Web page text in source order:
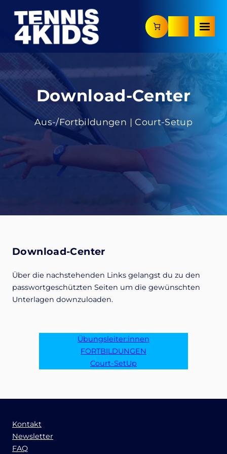
Inhalt
springen
Download-Center
Aus-/Fortbildungen | Court-Setup
Download-Center
Über die nachstehenden Links gelangst du zu den
passwortgeschützten Seiten um die gewünschten
Unterlagen downzuloaden.
Übungsleiter:innen
FORTBILDUNGEN
Court-SetUp
Kontakt
Newsletter
FAQ